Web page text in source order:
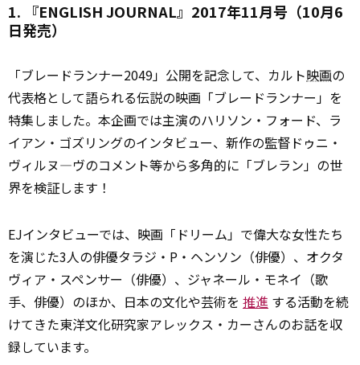
1. 『ENGLISH JOURNAL』2017年11月号（10月6
日発売）
「ブレードランナー2049」公開を記念して、カルト映画の
代表格として語られる伝説の映画「ブレードランナー」を
特集しました。本企画では主演のハリソン・フォード、ラ
イアン・ゴズリングのインタビュー、新作の監督ドゥニ・
ヴィルヌ―ヴのコメント等から多角的に「ブレラン」の世
界を検証します！
EJインタビューでは、映画「ドリーム」で偉大な女性たち
を演じた3人の俳優タラジ・P・ヘンソン（俳優）、オクタ
ヴィア・スペンサー（俳優）、ジャネール・モネイ（歌
手、俳優）のほか、日本の文化や芸術を 推進 する活動を続
けてきた東洋文化研究家アレックス・カーさんのお話を収
録しています。